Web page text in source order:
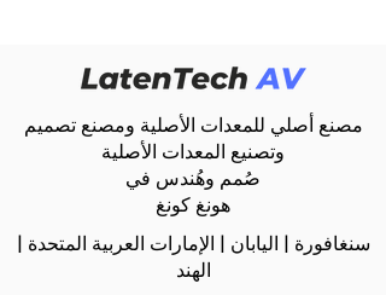
مصنع أصلي للمعدات الأصلية ومصنع تصميم
وتصنيع المعدات الأصلية
صُمم وهُندس في
هونغ كونغ
سنغافورة | اليابان | الإمارات العربية المتحدة |
الهند